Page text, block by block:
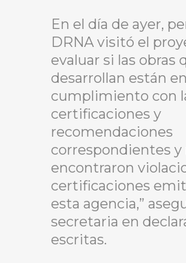
En el día de ayer,
DRNA visitó el
evaluar si las obras
desarrollan están en
cumplimiento con
certificaciones y
recomendaciones
correspondientes y
encontraron
certificaciones
esta agencia,”
secretaria en
escritas.